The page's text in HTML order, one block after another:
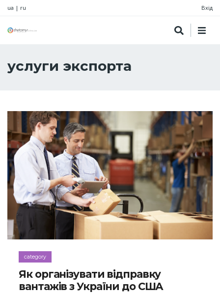
ua | ru Вхід
услуги экспорта
category
Як організувати відправку
вантажів з України до США